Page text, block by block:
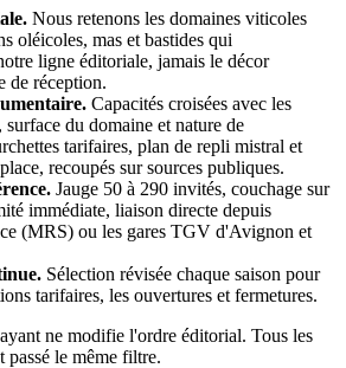
Nous retenons les domaines viticoles
oléicoles, mas et bastides qui
ligne éditoriale, jamais le décor
de réception.
Capacités croisées avec les
surface du domaine et nature de
tarifaires, plan de repli mistral et
recoupés sur sources publiques.
Jauge 50 à 290 invités, couchage sur
immédiate, liaison directe depuis
(MRS) ou les gares TGV d'Avignon et
Sélection révisée chaque saison pour
tarifaires, les ouvertures et fermetures.
ne modifie l'ordre éditorial. Tous les
passé le même filtre.